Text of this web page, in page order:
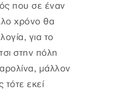
που σε έναν
χρόνο θα
για το
στην πόλη
μάλλον
εκεί